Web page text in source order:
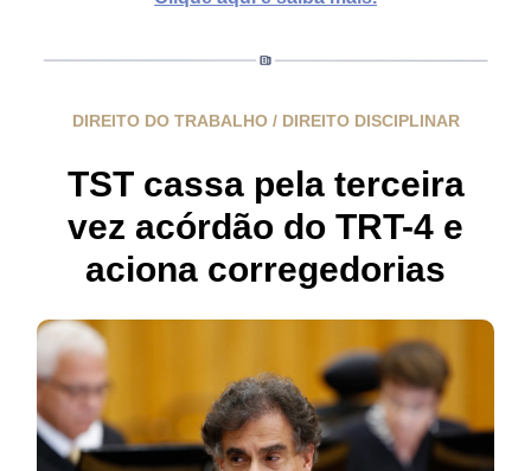
DIREITO DO TRABALHO / DIREITO DISCIPLINAR
TST cassa pela terceira
vez acórdão do TRT-4 e
aciona corregedorias